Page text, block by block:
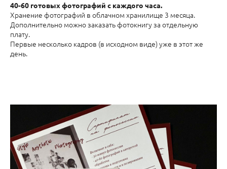
40-60 готовых фотографий с каждого часа.
Хранение фотографий в облачном хранилище 3 месяца.
Дополнительно можно заказать фотокнигу за отдельную
плату.
Первые несколько кадров (в исходном виде) уже в этот же
день.